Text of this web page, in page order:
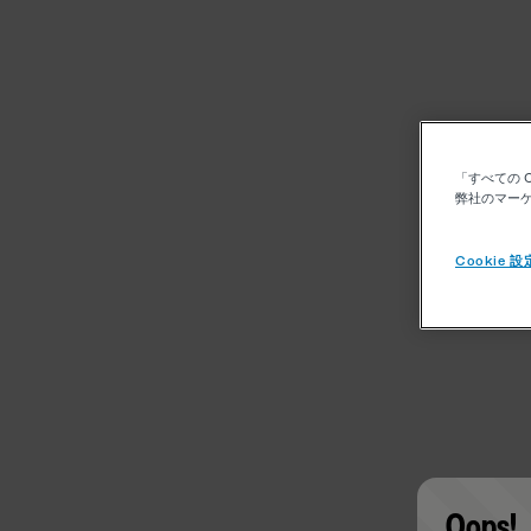
「すべての
弊社のマー
Cookie 設